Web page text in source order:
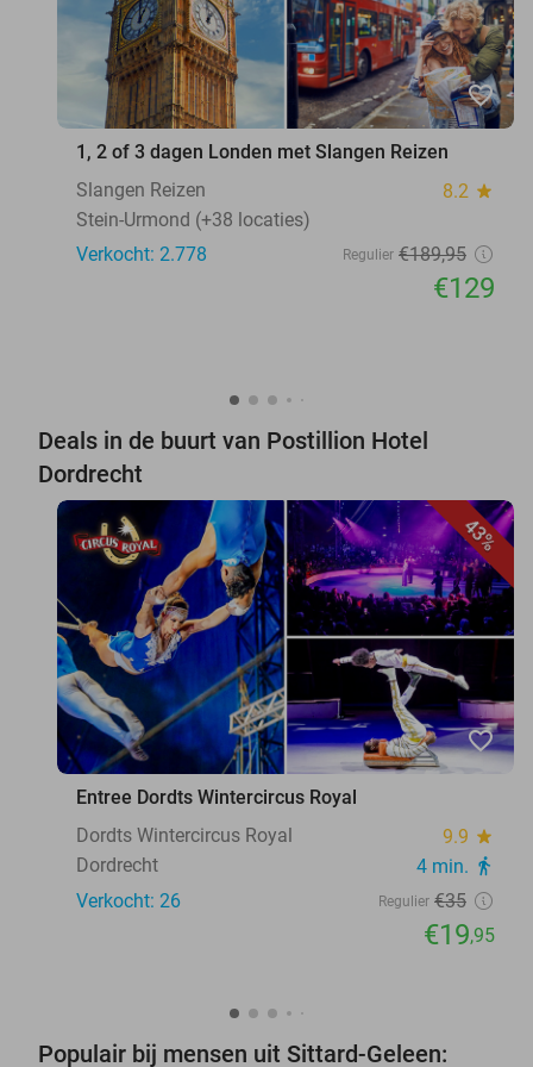
favorite_border
1, 2 of 3 dagen Londen met Slangen Reizen
Slangen Reizen
8.2 star
Stein-Urmond (+38 locaties)
Verkocht: 2.778
Regulier €189,95
€129
Deals in de buurt van Postillion Hotel
Dordrecht
43%
favorite_border
Entree Dordts Wintercircus Royal
Dordts Wintercircus Royal
9.9 star
Dordrecht 4 min. directions_walk
Verkocht: 26 Regulier €35
€19,95
Populair bij mensen uit Sittard-Geleen: